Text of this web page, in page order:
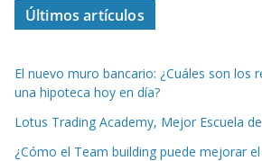
Últimos artículos
El nuevo muro bancario: ¿Cuáles son los
una hipoteca hoy en día?
Lotus Trading Academy, Mejor Escuela
¿Cómo el Team building puede mejorar